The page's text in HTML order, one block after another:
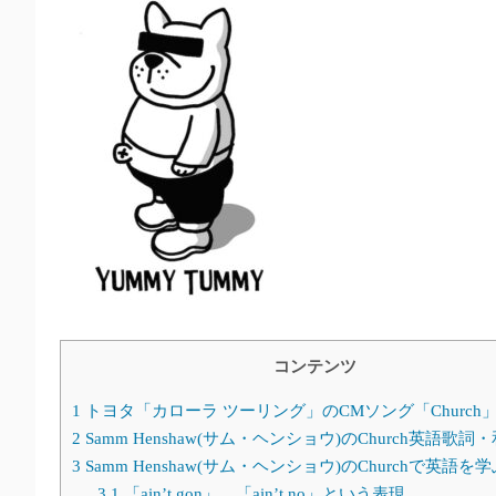
コンテンツ
1
トヨタ「カローラ ツーリング」のCMソング「Church
2 Samm Henshaw(サム・ヘンショウ)のChurch英語歌詞
3 Samm Henshaw(サム・ヘンショウ)のChurchで英語を学